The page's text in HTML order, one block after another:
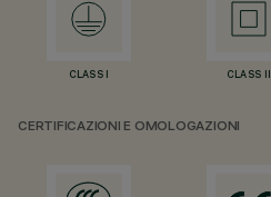
CLASS I CLASS II
CERTIFICAZIONI E OMOLOGAZIONI